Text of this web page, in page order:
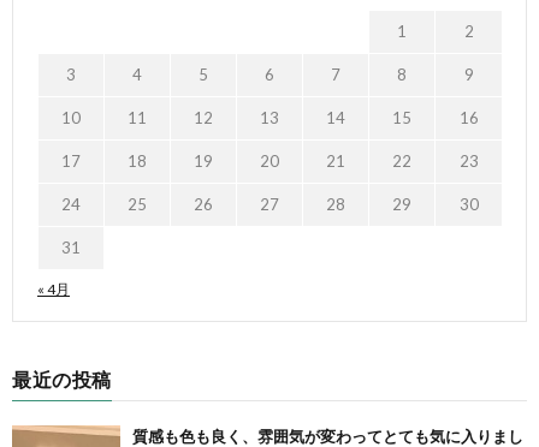
« 4月
1 2
3 4 5 6 7 8 9
10 11 12 13 14 15 16
17 18 19 20 21 22 23
24 25 26 27 28 29 30
31
最近の投稿
質感も色も良く、雰囲気が変わってとても気に入りまし